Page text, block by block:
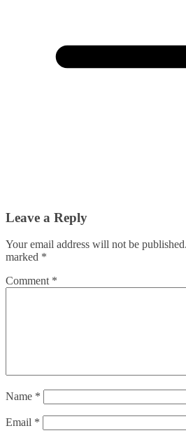
Leave a Reply
Your email address will not be published.
marked *
Comment *
Name *
Email *